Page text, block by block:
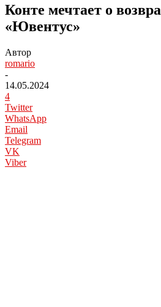
Конте мечтает о
«Ювентус»
Автор
romario
-
14.05.2024
4
Twitter
WhatsApp
Email
Telegram
VK
Viber